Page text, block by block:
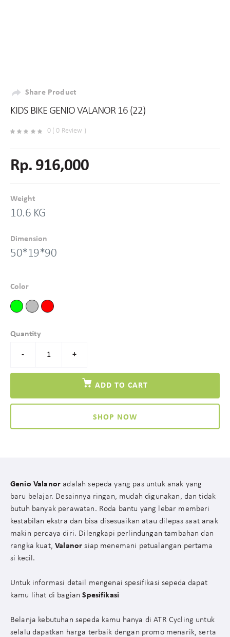
Share Product
KIDS BIKE GENIO VALANOR 16 (22)
0 ( 0 Review )
Rp. 916,000
Weight
10.6 KG
Dimension
50*19*90
Color
Quantity
- +
ADD TO CART
SHOP NOW
Genio Valanor adalah sepeda yang pas untuk anak yang
baru belajar. Desainnya ringan, mudah digunakan, dan tidak
butuh banyak perawatan. Roda bantu yang lebar memberi
kestabilan ekstra dan bisa disesuaikan atau dilepas saat anak
makin percaya diri. Dilengkapi perlindungan tambahan dan
rangka kuat,Valanorsiap menemani petualangan pertama
si kecil.
Untuk informasi detail mengenai spesifikasi sepeda dapat
kamu lihat di bagianSpesifikasi
Belanja kebutuhan sepeda kamu hanya di ATR Cycling untuk
selalu dapatkan harga terbaik dengan promo menarik, serta